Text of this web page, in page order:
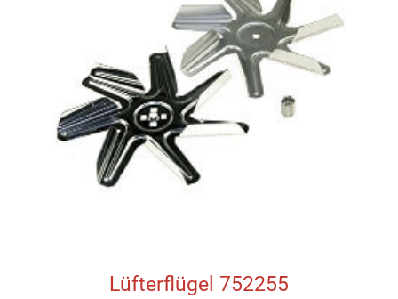
Lüfterflügel 752255